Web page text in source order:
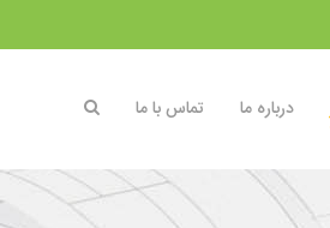
درباره ما تماس با ما